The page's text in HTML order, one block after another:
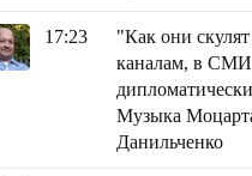
17:23
"Как они
каналам, в
Музыка
Данильченко